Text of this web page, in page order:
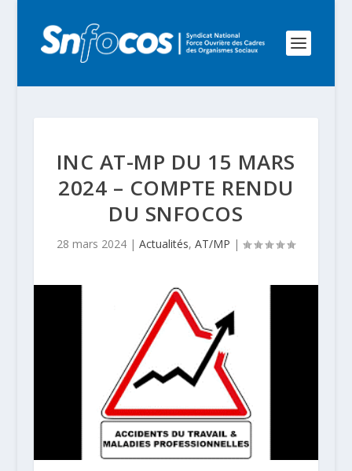
INC AT-MP DU 15 MARS
2024 – COMPTE RENDU
DU SNFOCOS
28 mars 2024 |Actualités,AT/MP |